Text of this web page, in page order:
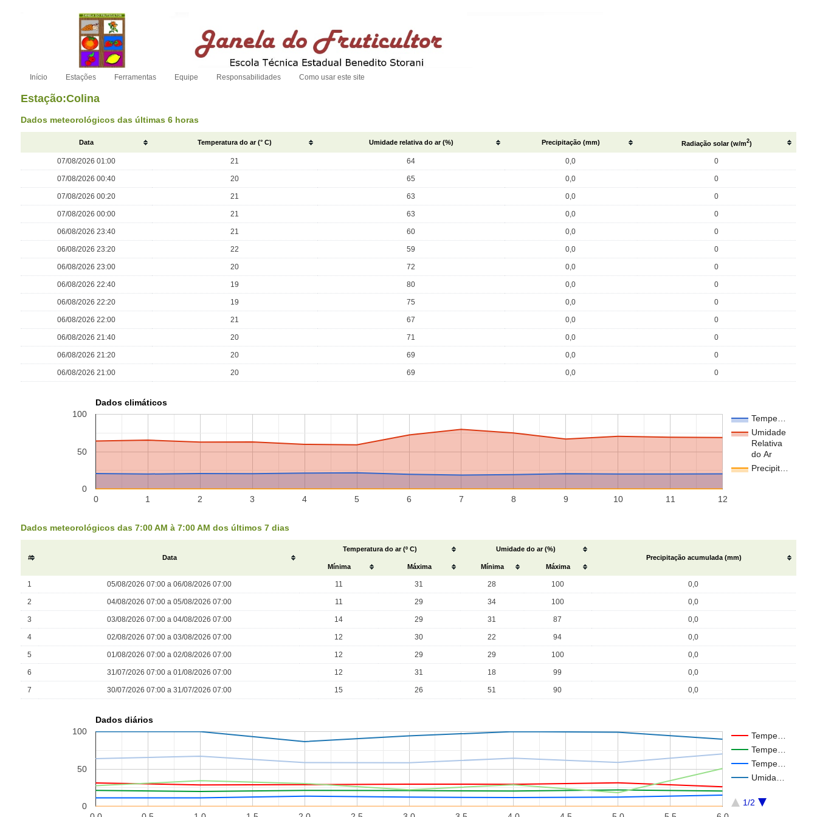
Início Estações Ferramentas Equipe Responsabilidades Como usar este site
Estação:Colina
Dados meteorológicos das últimas 6 horas
Data Temperatura do ar (° C) Umidade relativa do ar (%) Precipitação (mm) Radiação solar (w/m2)
07/08/2026 01:00 21 64 0,0 0
07/08/2026 00:40 20 65 0,0 0
07/08/2026 00:20 21 63 0,0 0
07/08/2026 00:00 21 63 0,0 0
06/08/2026 23:40 21 60 0,0 0
06/08/2026 23:20 22 59 0,0 0
06/08/2026 23:00 20 72 0,0 0
06/08/2026 22:40 19 80 0,0 0
06/08/2026 22:20 19 75 0,0 0
06/08/2026 22:00 21 67 0,0 0
06/08/2026 21:40 20 71 0,0 0
06/08/2026 21:20 20 69 0,0 0
06/08/2026 21:00 20 69 0,0 0
Dados climáticos
Tempe…
Umidade
Relativa
do Ar
Precipit…
0 1 2 3 4 5 6 7 8 9 10 11 12
0
50
100
Dados meteorológicos das 7:00 AM à 7:00 AM dos últimos 7 dias
# Data
Temperatura do ar (º C)
Umidade do ar (%)
Precipitação acumulada (mm)
Mínima
Máxima Mínima Máxima
1 05/08/2026 07:00 a 06/08/2026 07:00 11 31 28 100 0,0
2 04/08/2026 07:00 a 05/08/2026 07:00 11 29 34 100 0,0
3 03/08/2026 07:00 a 04/08/2026 07:00 14 29 31 87 0,0
4 02/08/2026 07:00 a 03/08/2026 07:00 12 30 22 94 0,0
5 01/08/2026 07:00 a 02/08/2026 07:00 12 29 29 100 0,0
6 31/07/2026 07:00 a 01/08/2026 07:00 12 31 18 99 0,0
7 30/07/2026 07:00 a 31/07/2026 07:00 15 26 51 90 0,0
Dados diários
Tempe…
Tempe…
Tempe…
Umida…
1/2
0
50
100